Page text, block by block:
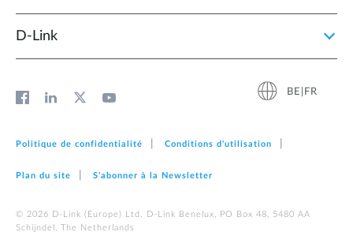
D‑Link
BE|FR
Politique de confidentialité Conditions d'utilisation
Plan du site S'abonner à la Newsletter
© 2026 D‑Link (Europe) Ltd. D-Link Benelux, PO Box 48, 5480 AA
Schijndel, The Netherlands